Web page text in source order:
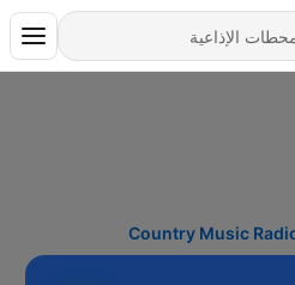
Country Music